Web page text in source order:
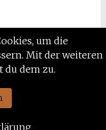
Theme: Radiate von
um die
Mit der weiteren
du dem zu.